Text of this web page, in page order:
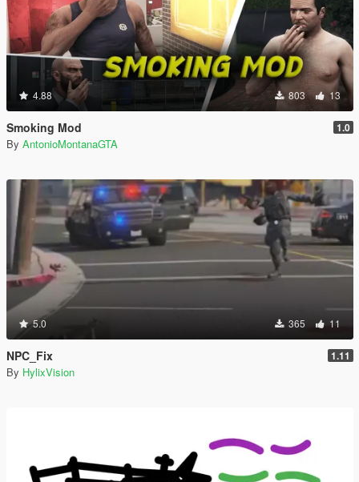
4.88 803 13
Smoking Mod 1.0
By AntonioMontanaGTA
5.0 365 11
NPC_Fix 1.11
By HylixVision